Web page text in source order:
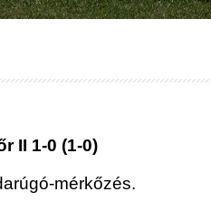
II 1-0 (1-0)
mérkőzés.